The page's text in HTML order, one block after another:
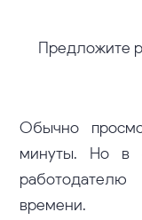
Предложите
Обычно
минуты. Но в
времени.